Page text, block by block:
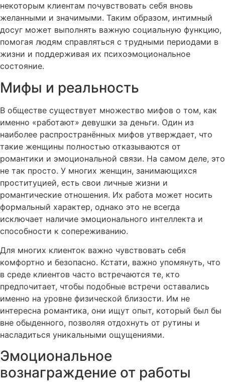
некоторым клиентам почувствовать себя вновь
желанными и значимыми. Таким образом, интимный
досуг может выполнять важную социальную функцию,
помогая людям справляться с трудными периодами в
жизни и поддерживая их психоэмоциональное
состояние.
Мифы и реальность
В обществе существует множество мифов о том, как
именно «работают» девушки за деньги. Один из
наиболее распространённых мифов утверждает, что
такие женщины полностью отказываются от
романтики и эмоциональной связи. На самом деле, это
не так просто. У многих женщин, занимающихся
проституцией, есть свои личные жизни и
романтические отношения. Их работа может носить
формальный характер, однако это не всегда
исключает наличие эмоционального интеллекта и
способности к сопереживанию.
Для многих клиенток важно чувствовать себя
комфортно и безопасно. Кстати, важно упомянуть, что
в среде клиентов часто встречаются те, кто
предпочитает, чтобы подобные встречи оставались
именно на уровне физической близости. Им не
интересна романтика, они ищут опыт, который был бы
вне обыденного, позволяя отдохнуть от рутины и
насладиться уникальными ощущениями.
Эмоциональное
вознаграждение от работы